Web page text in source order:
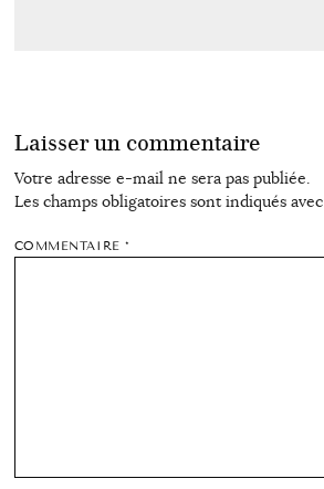
Laisser un commentaire
Votre adresse e-mail ne sera pas publiée.
Les champs obligatoires sont indiqués avec
COMMENTAIRE*